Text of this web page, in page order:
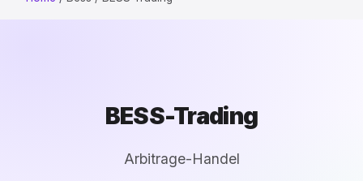
BESS-Trading
Arbitrage-Handel